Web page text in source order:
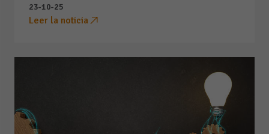
23-10-25
Leer la noticia